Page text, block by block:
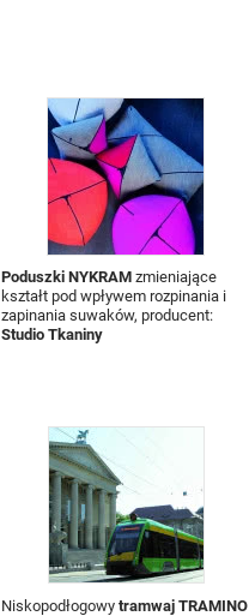
Poduszki NYKRAM zmieniające
kształt pod wpływem rozpinania i
zapinania suwaków, producent:
Studio Tkaniny
Niskopodłogowy tramwaj TRAMINO